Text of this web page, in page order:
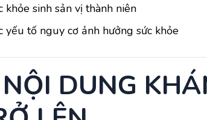
điểm quan trọng như sau:
Tuần thai 11 - 13 tuần 6 ngày
khỏe sinh sản vị thành niên
yếu tố nguy cơ ảnh hưởng sức khỏe
DUNG